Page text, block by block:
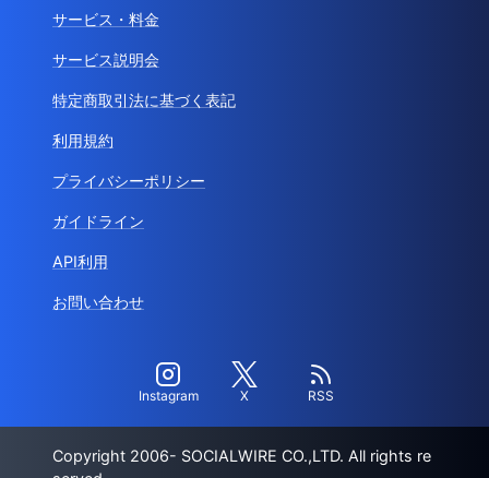
サービス・料金
サービス説明会
特定商取引法に基づく表記
利用規約
プライバシーポリシー
ガイドライン
API利用
お問い合わせ
Instagram X RSS
Copyright 2006- SOCIALWIRE CO.,LTD. All rights re